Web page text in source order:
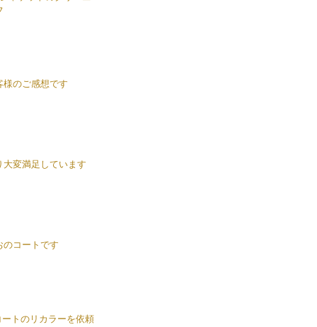
様のご感想です
変満足しています
のコートです
トのリカラーを依頼